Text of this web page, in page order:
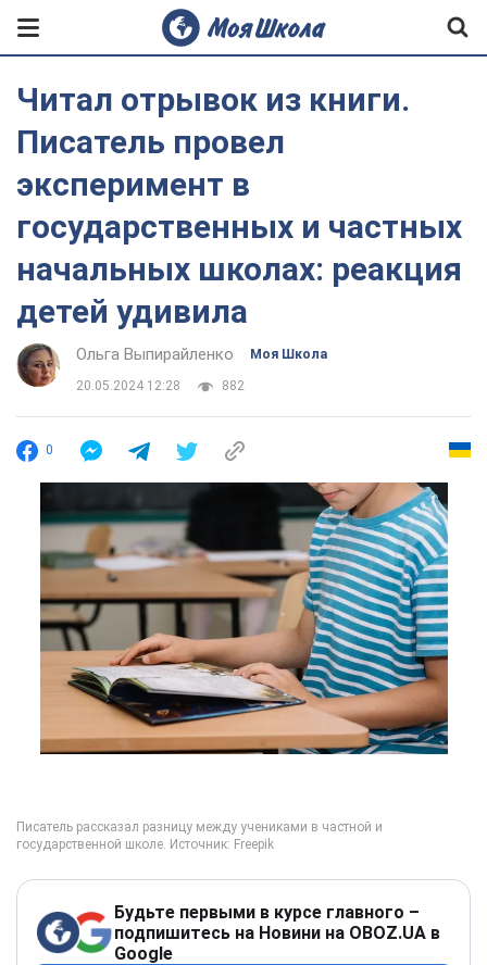
Читал отрывок из книги.
Писатель провел
эксперимент в
государственных и частных
начальных школах: реакция
детей удивила
Ольга Выпирайленко Моя Школа
20.05.2024 12:28 882
0
Будьте первыми в курсе главного –
подпишитесь на Новини на OBOZ.UA в
Google